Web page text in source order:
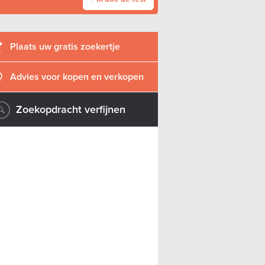
Plaats uw gratis zoekertje
Advies voor kopen en verkopen
Zoekopdracht verfijnen